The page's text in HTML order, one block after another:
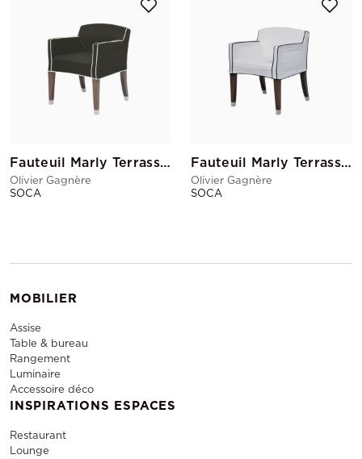
Fauteuil Marly Terrasse Noir
Olivier Gagnère
SOCA
Fauteuil Marly Terrasse Blanc
Olivier Gagnère
SOCA
MOBILIER
Assise
Table & bureau
Rangement
Luminaire
Accessoire déco
INSPIRATIONS ESPACES
Restaurant
Lounge